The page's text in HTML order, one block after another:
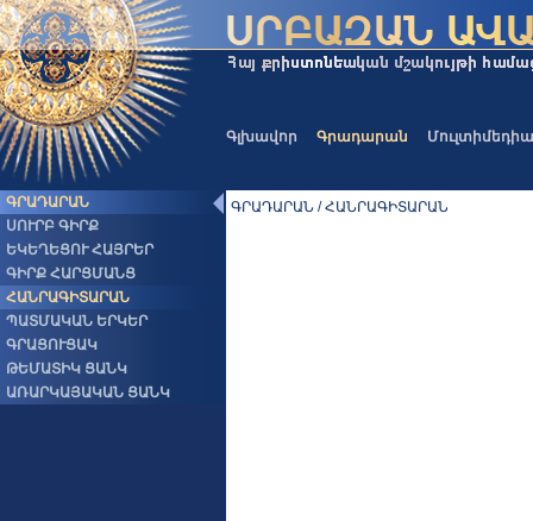
Գլխավոր Գրադարան Մուլտիմեդիա
ԳՐԱԴԱՐԱՆ
ՍՈՒՐԲ ԳԻՐՔ
ԵԿԵՂԵՑՈՒ ՀԱՅՐԵՐ
ԳԻՐՔ ՀԱՐՑՄԱՆՑ
ՀԱՆՐԱԳԻՏԱՐԱՆ
ՊԱՏՄԱԿԱՆ ԵՐԿԵՐ
ԳՐԱՑՈՒՑԱԿ
ԹԵՄԱՏԻԿ ՑԱՆԿ
ԱՌԱՐԿԱՅԱԿԱՆ ՑԱՆԿ
ԳՐԱԴԱՐԱՆ / ՀԱՆՐԱԳԻՏԱՐԱՆ